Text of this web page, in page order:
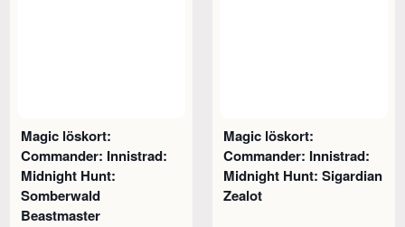
Magic löskort:
Commander: Innistrad:
Midnight Hunt:
Somberwald
Beastmaster
Magic löskort:
Commander: Innistrad:
Midnight Hunt: Sigardian
Zealot